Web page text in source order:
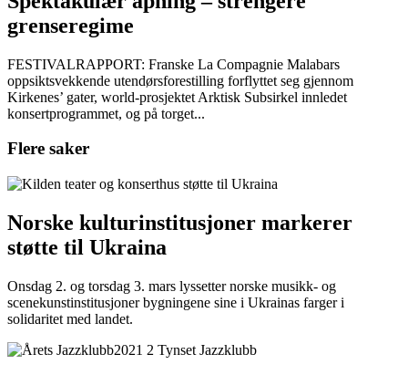
grenseregime
FESTIVALRAPPORT: Franske La Compagnie Malabars
oppsiktsvekkende utendørsforestilling forflyttet seg gjennom
Kirkenes’ gater, world-prosjektet Arktisk Subsirkel innledet
konsertprogrammet, og på torget...
Flere saker
Norske kulturinstitusjoner markerer
støtte til Ukraina
Onsdag 2. og torsdag 3. mars lyssetter norske musikk- og
scenekunstinstitusjoner bygningene sine i Ukrainas farger i
solidaritet med landet.